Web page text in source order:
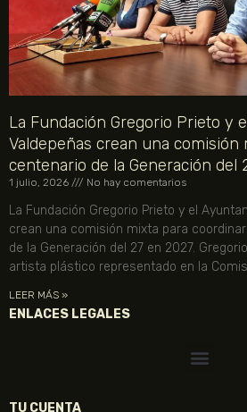
La Fundación Gregorio Prieto y
Valdepeñas crean una comisión
centenario de la Generación del
1 julio, 2026 No hay comentarios
La Fundación Gregorio Prieto y el
crean una comisión mixta para
de la Generación del 27 en 2027.
artista plástico representado en la
LEER MÁS »
ENLACES LEGALES
TU CUENTA